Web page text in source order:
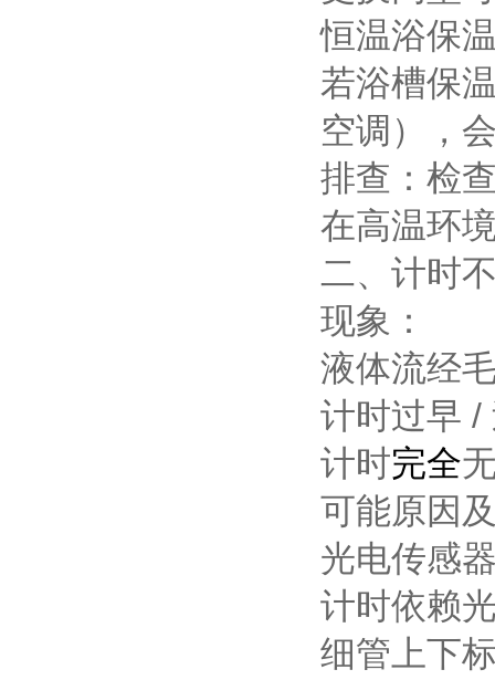
恒温浴保
若浴槽保
空调），
排查：检
在高温环
二、计时
现象：
液体流经
计时过早 /
计时完全
可能原因
光电传感
计时依赖
细管上下